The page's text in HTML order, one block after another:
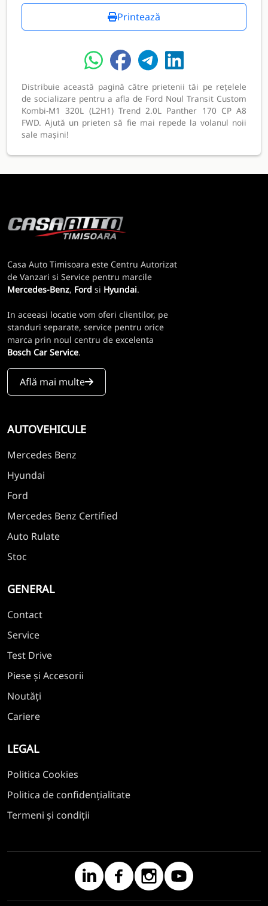
Printează
Distribuie această pagină către prietenii tăi pe rețelele
de socializare pentru a afla de Ford Noul Transit Custom
Kombi-M1 320L (L2H1) Trend 2.0L Panther 170 CP A8
FWD. Ajută un prieten să fie mai repede la volanul noii
sale mașini!
Casa Auto Timisoara este Centru Autorizat
de Vanzari si Service pentru marcile
Mercedes-Benz, Ford si Hyundai.
In aceeasi locatie vom oferi clientilor, pe
standuri separate, service pentru orice
marca prin noul centru de excelenta
Bosch Car Service.
Află mai multe
AUTOVEHICULE
Mercedes Benz
Hyundai
Ford
Mercedes Benz Certified
Auto Rulate
Stoc
GENERAL
Contact
Service
Test Drive
Piese și Accesorii
Noutăți
Cariere
LEGAL
Politica Cookies
Politica de confidențialitate
Termeni și condiții